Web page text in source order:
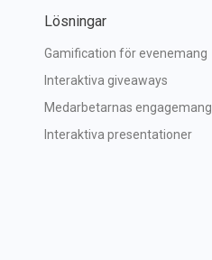
Lösningar
Gamification för evenemang
Interaktiva giveaways
Medarbetarnas engagemang
Interaktiva presentationer